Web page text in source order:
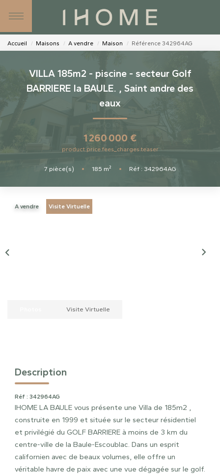
SIMULATEURS
NOS AGENCES
NOS CONSEILLERS
CONTACT
Accueil Maisons A vendre Maison Référence 342964AG
VILLA 185m2 - piscine - secteur Golf
BARRIERE la BAULE. , Saint andre des
eaux
1 260 000 €
product.price.fees_charges.teaser
7 pièce(s) • 185 m² • Réf : 342964AG
A vendre Visite Virtuelle
Visite Virtuelle
Description
Réf : 342964AG
IHOME LA BAULE vous présente une Villa de 185m2 ,
construite en 1999 et située sur le secteur résidentiel
et privilégié du GOLF BARRIERE à moins de 3 km du
centre-ville de la Baule-Escoublac. Dans un esprit
californien avec de beaux volumes, elle offre un
véritable havre de paix avec une vue dégagée sur le golf.